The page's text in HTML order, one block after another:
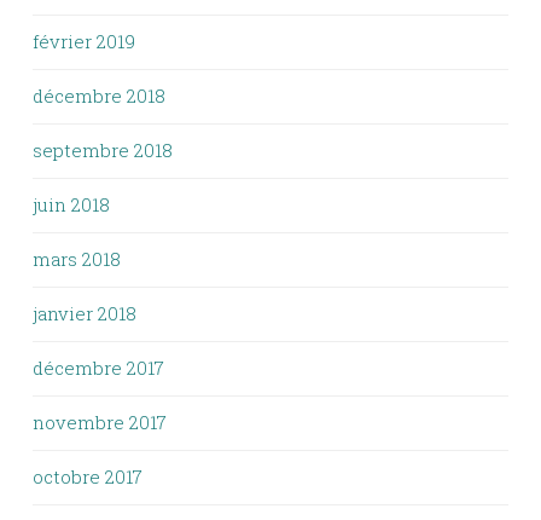
février 2019
décembre 2018
septembre 2018
juin 2018
mars 2018
janvier 2018
décembre 2017
novembre 2017
octobre 2017